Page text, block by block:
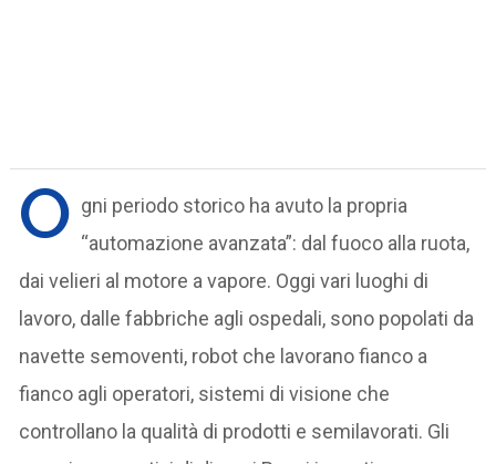
O gni periodo storico ha avuto la propria
“automazione avanzata”: dal fuoco alla ruota,
dai velieri al motore a vapore. Oggi vari luoghi di
lavoro, dalle fabbriche agli ospedali, sono popolati da
navette semoventi, robot che lavorano fianco a
fianco agli operatori, sistemi di visione che
controllano la qualità di prodotti e semilavorati. Gli